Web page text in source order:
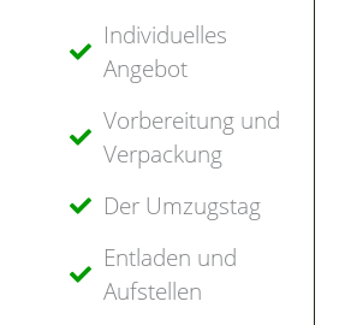
Individuelles
Angebot
Vorbereitung und
Verpackung
Der Umzugstag
Entladen und
Aufstellen